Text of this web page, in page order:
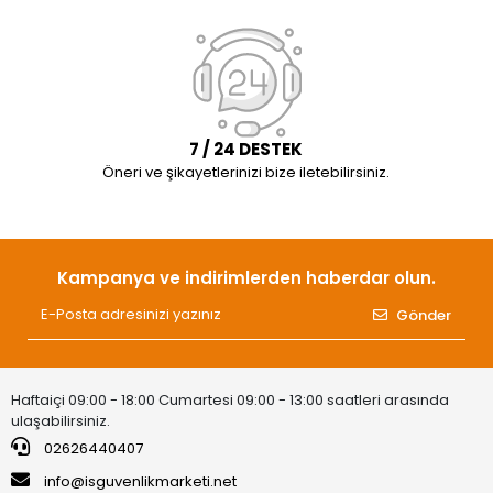
7 / 24 DESTEK
Öneri ve şikayetlerinizi bize iletebilirsiniz.
Kampanya ve indirimlerden haberdar olun.
Gönder
Haftaiçi 09:00 - 18:00 Cumartesi 09:00 - 13:00 saatleri arasında
ulaşabilirsiniz.
02626440407
info@isguvenlikmarketi.net